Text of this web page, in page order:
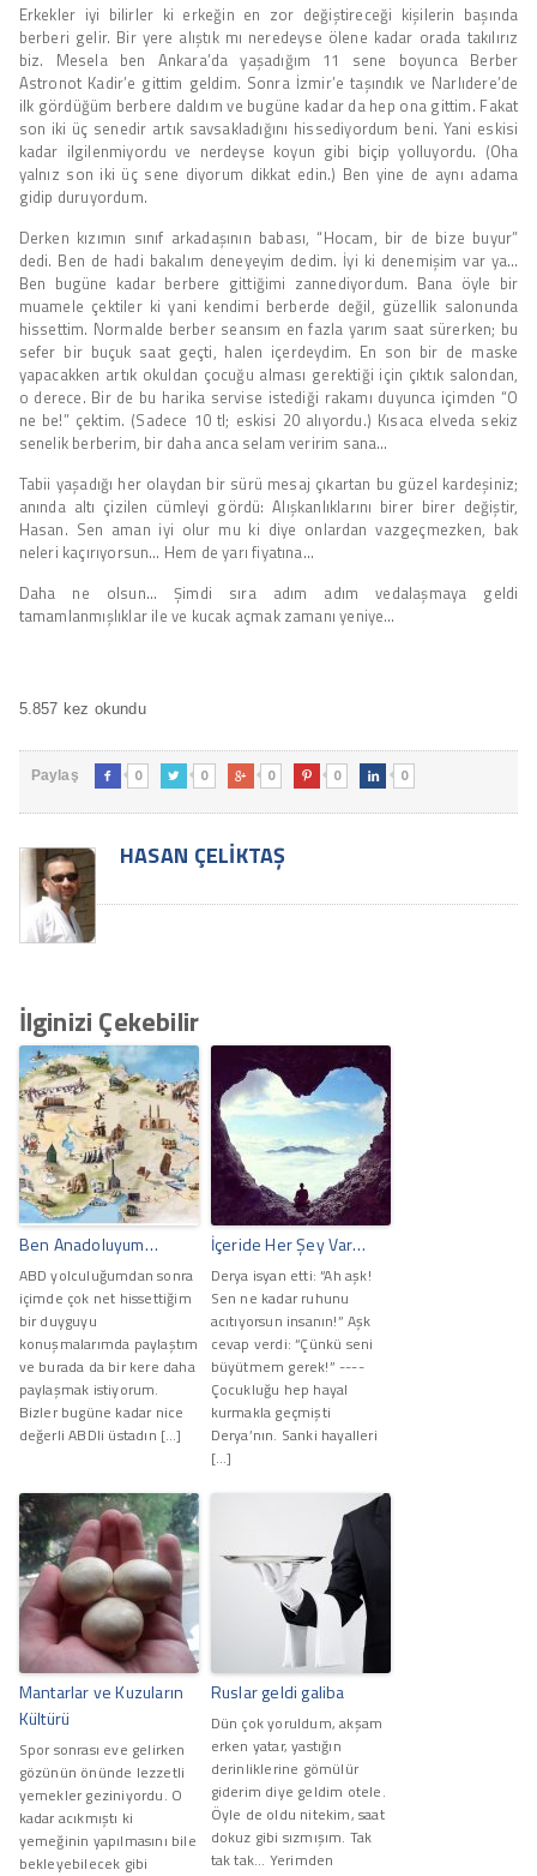
Erkekler iyi bilirler ki erkeğin en zor değiştireceği kişilerin başında
berberi gelir. Bir yere alıştık mı neredeyse ölene kadar orada takılırız
biz. Mesela ben Ankara’da yaşadığım 11 sene boyunca Berber
Astronot Kadir’e gittim geldim. Sonra İzmir’e taşındık ve Narlıdere’de
ilk gördüğüm berbere daldım ve bugüne kadar da hep ona gittim. Fakat
son iki üç senedir artık savsakladığını hissediyordum beni. Yani eskisi
kadar ilgilenmiyordu ve nerdeyse koyun gibi biçip yolluyordu. (Oha
yalnız son iki üç sene diyorum dikkat edin.) Ben yine de aynı adama
gidip duruyordum.
Derken kızımın sınıf arkadaşının babası, “Hocam, bir de bize buyur”
dedi. Ben de hadi bakalım deneyeyim dedim. İyi ki denemişim var ya…
Ben bugüne kadar berbere gittiğimi zannediyordum. Bana öyle bir
muamele çektiler ki yani kendimi berberde değil, güzellik salonunda
hissettim. Normalde berber seansım en fazla yarım saat sürerken; bu
sefer bir buçuk saat geçti, halen içerdeydim. En son bir de maske
yapacakken artık okuldan çocuğu alması gerektiği için çıktık salondan,
o derece. Bir de bu harika servise istediği rakamı duyunca içimden “O
ne be!” çektim. (Sadece 10 tl; eskisi 20 alıyordu.) Kısaca elveda sekiz
senelik berberim, bir daha anca selam veririm sana…
Tabii yaşadığı her olaydan bir sürü mesaj çıkartan bu güzel kardeşiniz;
anında altı çizilen cümleyi gördü: Alışkanlıklarını birer birer değiştir,
Hasan. Sen aman iyi olur mu ki diye onlardan vazgeçmezken, bak
neleri kaçırıyorsun… Hem de yarı fiyatına…
Daha ne olsun… Şimdi sıra adım adım vedalaşmaya geldi
tamamlanmışlıklar ile ve kucak açmak zamanı yeniye…
5.857 kez okundu
Paylaş  0  0  0  0  0
HASAN ÇELIKTAŞ
İlginizi Çekebilir
Ben Anadoluyum…
ABD yolculuğumdan sonra
içimde çok net hissettiğim
bir duyguyu
konuşmalarımda paylaştım
ve burada da bir kere daha
paylaşmak istiyorum.
Bizler bugüne kadar nice
değerli ABDli üstadın […]
İçeride Her Şey Var…
Derya isyan etti: “Ah aşk!
Sen ne kadar ruhunu
acıtıyorsun insanın!” Aşk
cevap verdi: “Çünkü seni
büyütmem gerek!” ----
Çocukluğu hep hayal
kurmakla geçmişti
Derya’nın. Sanki hayalleri
[…]
Mantarlar ve Kuzuların
Kültürü
Spor sonrası eve gelirken
gözünün önünde lezzetli
yemekler geziniyordu. O
kadar acıkmıştı ki
yemeğinin yapılmasını bile
bekleyebilecek gibi
Ruslar geldi galiba
Dün çok yoruldum, akşam
erken yatar, yastığın
derinliklerine gömülür
giderim diye geldim otele.
Öyle de oldu nitekim, saat
dokuz gibi sızmışım. Tak
tak tak... Yerimden